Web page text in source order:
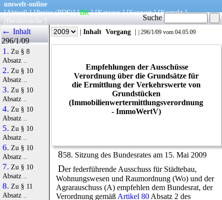
umwelt-online
[Aktuell] [Preise (PDF)] [BR] [Kataster] [Support] [Kontakt]
[ Beratersuche ]
|Info | Inhalt Vorgang | 296/1/09 vom 04.05.09
Empfehlungen der Ausschüsse
Verordnung über die Grundsätze für
die Ermittlung der Verkehrswerte von
Grundstücken
(Immobilienwertermittlungsverordnung
- ImmoWertV)
858. Sitzung des Bundesrates am 15. Mai 2009
Der federführende Ausschuss für Städtebau,
Wohnungswesen und Raumordnung (Wo) und der
Agrarauschuss (A) empfehlen dem Bundesrat, der
Verordnung gemäß Artikel 80 Absatz 2 des
← Inhalt
296/1/09
1. Zu § 8
Absatz ..
2. Zu § 10
Absatz ..
3. Zu § 10
Absatz ..
4. Zu § 10
Absatz ..
5. Zu § 10
Absatz ..
6. Zu § 10
Absatz ..
7. Zu § 10
Absatz ..
8. Zu § 11
Absatz ..
Suche